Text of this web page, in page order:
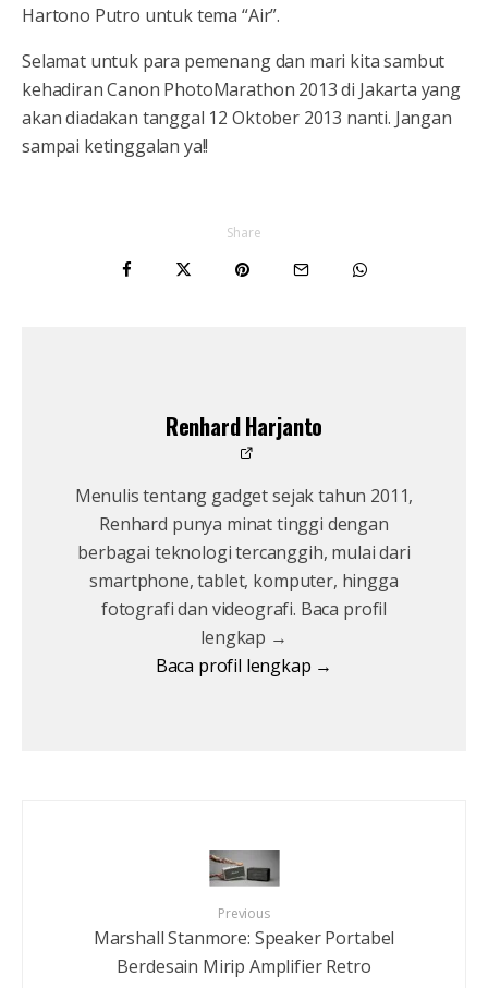
Hartono Putro untuk tema “Air”.
Selamat untuk para pemenang dan mari kita sambut
kehadiran Canon PhotoMarathon 2013 di Jakarta yang
akan diadakan tanggal 12 Oktober 2013 nanti. Jangan
sampai ketinggalan ya!!
Share
Renhard Harjanto
Menulis tentang gadget sejak tahun 2011,
Renhard punya minat tinggi dengan
berbagai teknologi tercanggih, mulai dari
smartphone, tablet, komputer, hingga
fotografi dan videografi. Baca profil
lengkap →
Baca profil lengkap →
Previous
Marshall Stanmore: Speaker Portabel
Berdesain Mirip Amplifier Retro